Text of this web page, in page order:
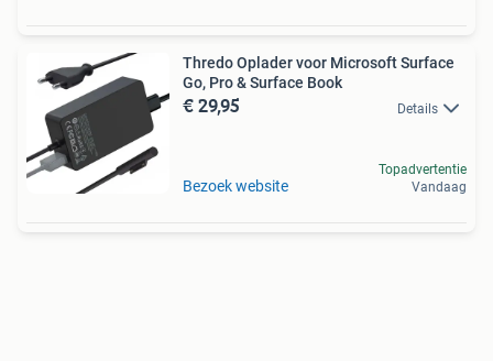
Thredo Oplader voor Microsoft Surface
Go, Pro & Surface Book
€ 29,95 Details
Bezoek website
Topadvertentie
Vandaag